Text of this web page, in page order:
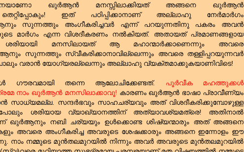
ഖുര്‍ആന്‍ മനസ്സിലാക്കിയത്‌ അങ്ങനെ ഖുര്‍ആന്‍
തെറ്റിപ്പോകും! ഇത്‌ പഠിപ്പിക്കാനാണ്‌ അല്ലാഹു നേര്‍മാര്‍ഗം
സുന്നത്തും അംഗീകരിച്ചവര്‍ എന്ന് പറയുന്നതിനു പകരം അവന്‍
മാര്‍ഗം എന്ന വിശദീകരണം നല്‍കിയത്‌. അതായത്‌ പ്രമാണങ്ങളായ
മനസിലായത്‌ ആ മഹാന്മാര്‍ക്കാണെന്നും അവരെ
സുന്നത്തും സ്വീകരിക്കാനാവില്ലെന്നും അവരെ തള്ളിപ്പറയുന്നവര്‍
വരാന്‍ യോഗ്യരല്ലെന്നും അല്ലാഹു വ്യക്തമാക്കുകയാണിവിടെ!
ഗൗരവമായി തന്നെ ആലോചിക്കേണ്ടത്‌. പൂര്‍വീക മഹത്തുക്കള്‍
നാം ഖുര്‍ആന്‍ മനസിലാക്കാവൂ! കാരണം ഖുര്‍ആന്‍ ഭാഷാ പ്രാവീണ്യം
സാധ്യമല്ല. സന്ദര്‍ഭവും സാഹചര്യവും അത്‌ വിശദീകരിക്കുമ്പോഴുള്ള
ശരിയായ വ്യാഖ്യാനത്തിന്‌ അത്യാവശ്യമത്രെ! അതിനാല്‍
ഖുര്‍ആനും നബി ചര്യയും ഉള്‍ക്കൊണ്ട ശിഷ്യന്മാരും അത്‌ അങ്ങനെ
അവരെ അംഗീകരിച്ച അവരുടെ ശേഷക്കാരും അങ്ങനെ ഇന്നോളം ഈ
നാം നമ്മുടെ മുന്‍തലമുറയില്‍ നിന്നും അവര്‍ അവരുടെ മുന്‍തലമുറയില്‍